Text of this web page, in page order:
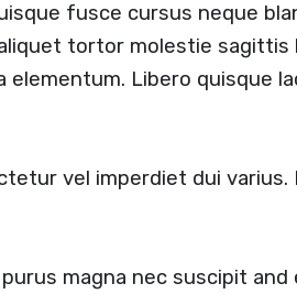
fusce cursus neque
tortor molestie sagittis
Libero quisque
vel imperdiet dui varius.
magna nec suscipit and